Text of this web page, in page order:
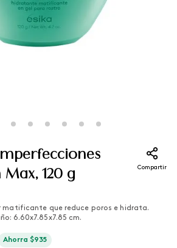
120 g
Compartir
matificante que reduce poros e hidrata.
6.60x7.85x7.85 cm.
Ahorra$935